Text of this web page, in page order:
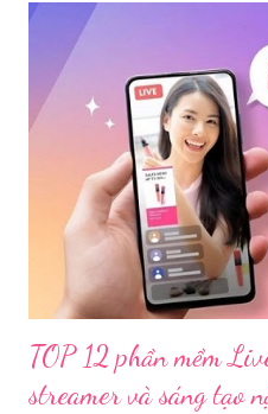
Thanh 1.1.1. Thân
ảnh): Chọn máy ảnh có chất
TOP 12 phần mềm
streamer và sáng tạo